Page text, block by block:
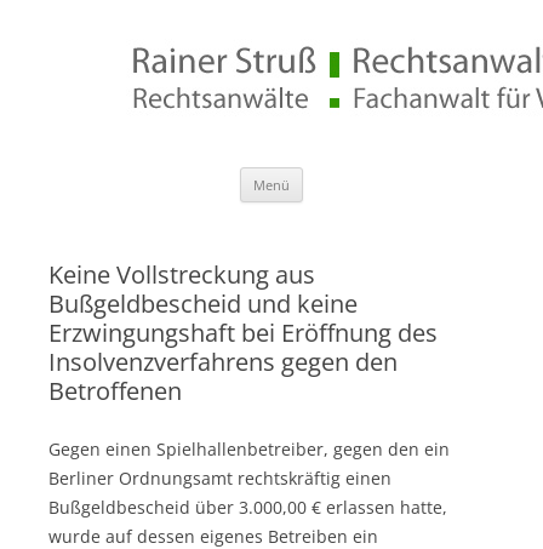
Menü
Keine Vollstreckung aus
Bußgeldbescheid und keine
Erzwingungshaft bei Eröffnung des
Insolvenzverfahrens gegen den
Betroffenen
Gegen einen Spielhallenbetreiber, gegen den ein
Berliner Ordnungsamt rechtskräftig einen
Bußgeldbescheid über 3.000,00 € erlassen hatte,
wurde auf dessen eigenes Betreiben ein